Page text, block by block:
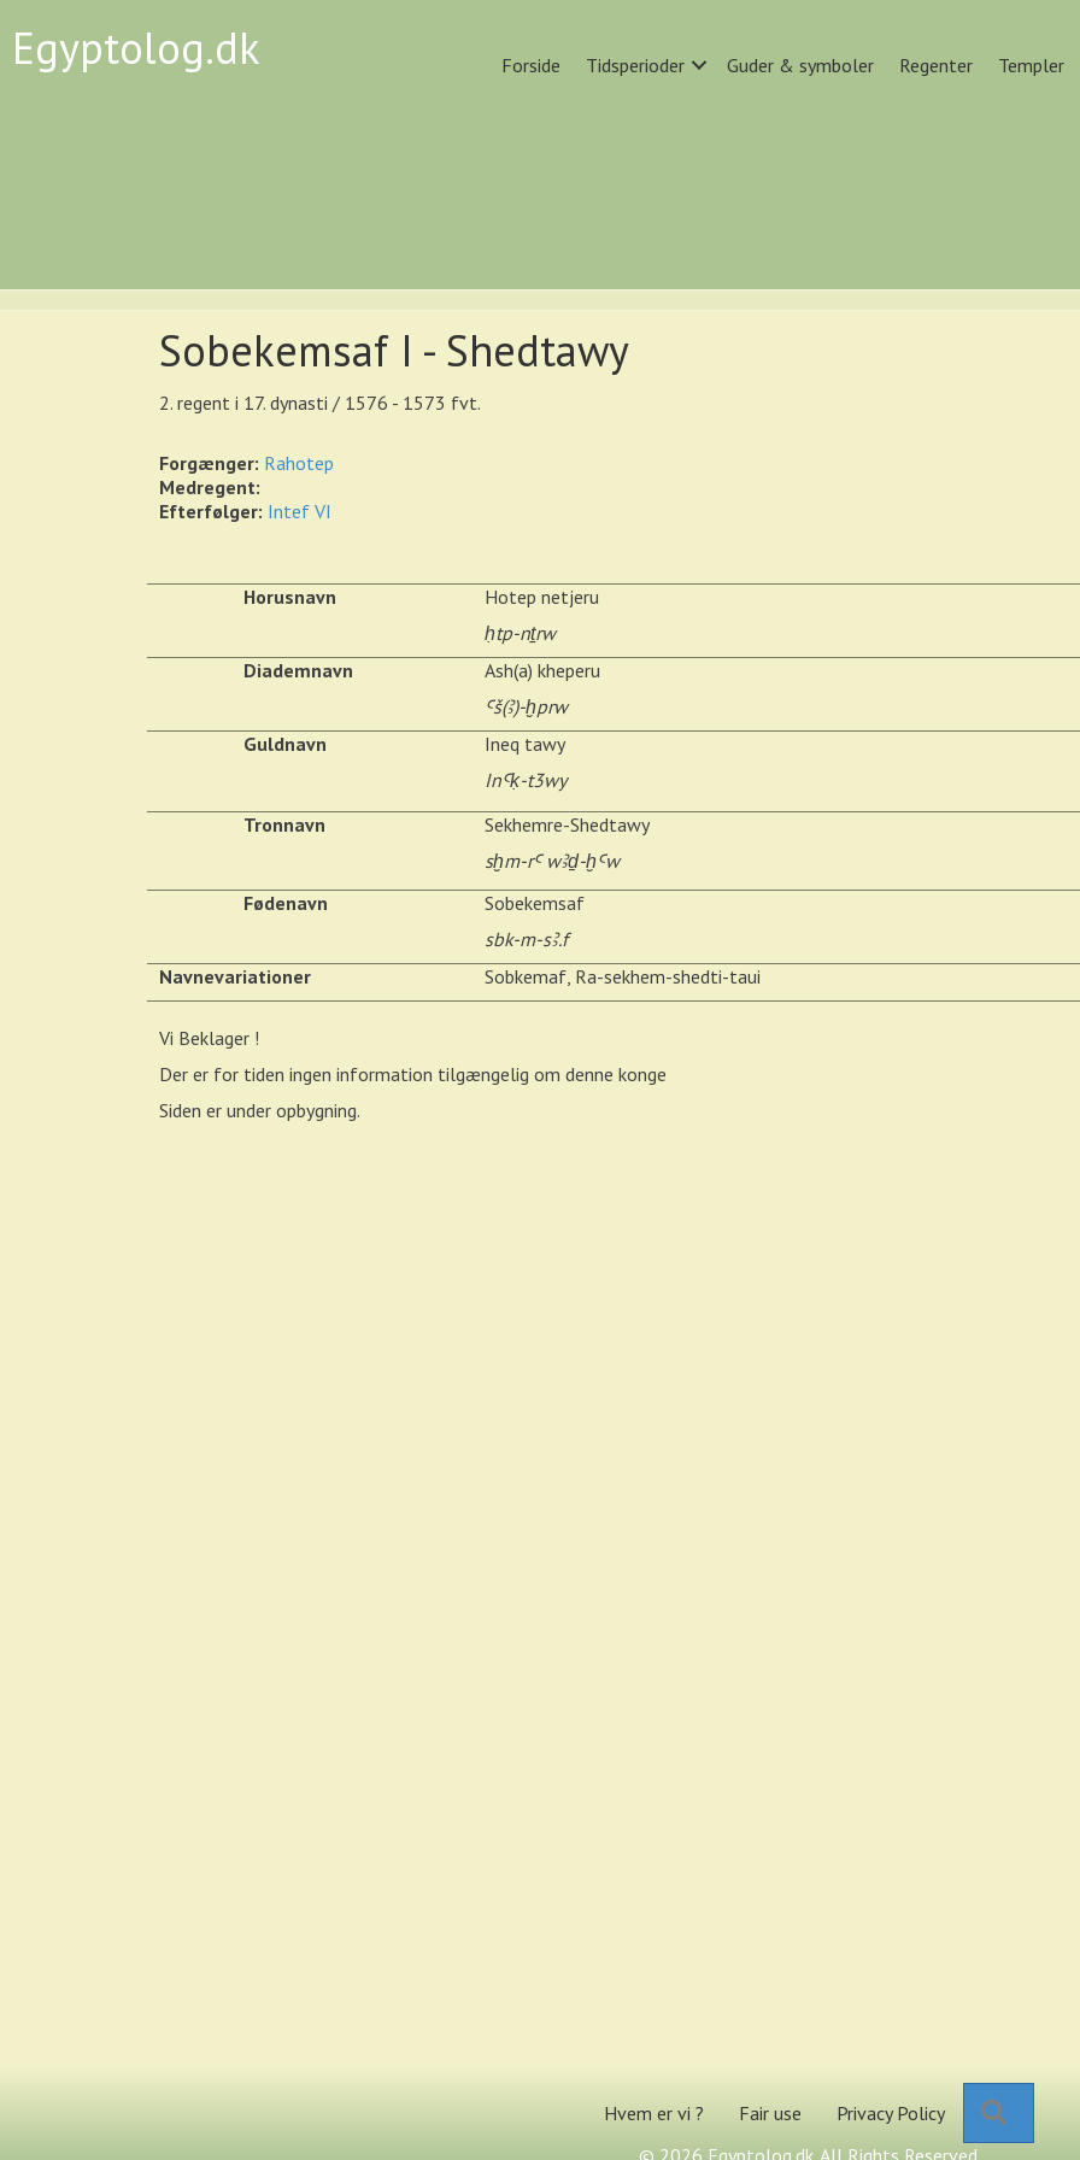
Egyptolog.dk Forside Tidsperioder Guder & symboler Regenter Templer
Sobekemsaf I - Shedtawy
2. regent i 17. dynasti / 1576 - 1573 fvt.
Forgænger: Rahotep
Medregent:
Efterfølger: Intef VI
Horusnavn
Hotep netjeru
ḥtp-nṯrw
Diademnavn
Ash(a) kheperu
Ꜥš(Ꜣ)-ḫprw
Guldnavn
Ineq tawy
InꜤḳ-t3wy
Tronnavn
Sekhemre-Shedtawy
sḫm-rꜤ wꜢḏ-ḫꜤw
Fødenavn
Sobekemsaf
sbk-m-sꜢ.f
Navnevariationer
Sobkemaf, Ra-sekhem-shedti-taui
Vi Beklager !
Der er for tiden ingen information tilgængelig om denne konge
Siden er under opbygning.
Hvem er vi ? Fair use Privacy Policy
© 2026 Egyptolog.dk. All Rights Reserved.